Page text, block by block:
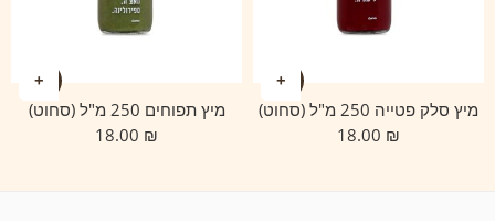
מיץ סלק פטייה 250 מ"ל (סחוט)
₪
מיץ תפוחים 250 מ"ל (סחוט)
₪